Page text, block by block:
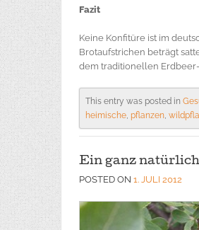
Fazit
Keine Konfitüre ist im
Brotaufstrichen beträgt
dem traditionellen
This entry was posted in
heimische, pflanzen,
Ein ganz
POSTED ON 1. JULI 2012